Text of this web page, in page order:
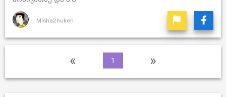
Misha2hukeri
« 1 »